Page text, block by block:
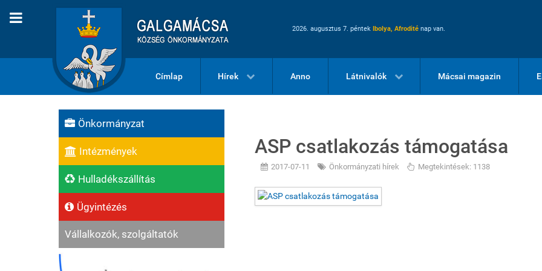
2026. augusztus 7. péntek Ibolya, Afrodité nap van.
Címlap Hírek Anno Látnivalók Mácsai magazin
Önkormányzat
Intézmények
Hulladékszállítás
Ügyintézés
Vállalkozók, szolgáltatók
ASP csatlakozás támogatása
2017-07-11 Önkormányzati hírek Megtekintések: 1138